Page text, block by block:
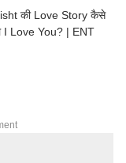
की Love Story कैसे
I Love You? | ENT